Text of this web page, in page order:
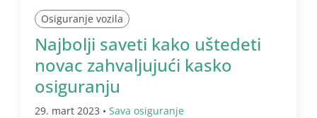
Osiguranje vozila
Najbolji saveti kako uštedeti
novac zahvaljujući kasko
osiguranju
29. mart 2023 • Sava osiguranje